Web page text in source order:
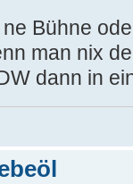
Bühne
man nix
dann in